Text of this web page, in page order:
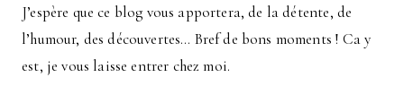
J’espère que ce blog vous apportera, de la détente, de
l’humour, des découvertes… Bref de bons moments ! Ca y
est, je vous laisse entrer chez moi.